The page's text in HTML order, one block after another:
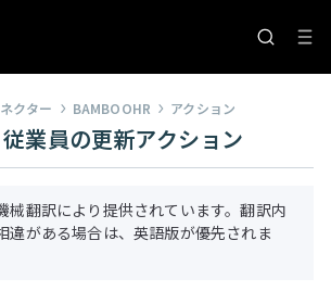
クター BAMBOOHR アクション
業員の更新アクション
械翻訳により提供されています。翻訳内
違がある場合は、英語版が優先されま